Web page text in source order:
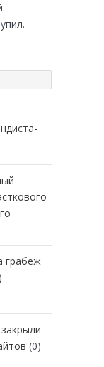
грабеж
(0)